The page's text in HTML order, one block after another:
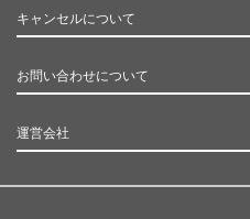
キャンセルについて
お問い合わせについて
運営会社